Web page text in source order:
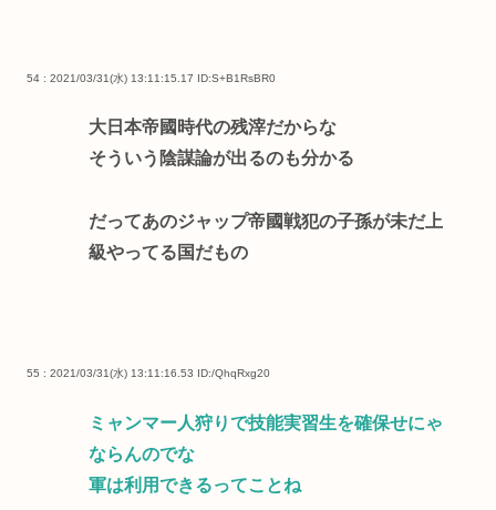
54 : 2021/03/31(水) 13:11:15.17 ID:S+B1RsBR0
大日本帝國時代の残滓だからな
そういう陰謀論が出るのも分かる
だってあのジャップ帝國戦犯の子孫が未だ上
級やってる国だもの
55 : 2021/03/31(水) 13:11:16.53 ID:/QhqRxg20
ミャンマー人狩りで技能実習生を確保せにゃ
ならんのでな
軍は利用できるってことね